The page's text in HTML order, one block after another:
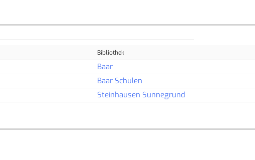
Bibliothek
Baar
Baar Schulen
Steinhausen Sunnegrund